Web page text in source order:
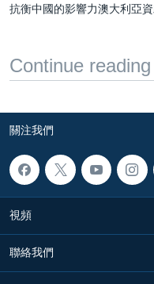
抗衡中國的影響力澳大利亞
Continue reading
關注我們
視頻
聯絡我們